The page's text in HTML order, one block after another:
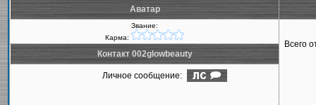
Аватар
Звание:
Карма:
Всего
Контакт 002glowbeauty
Личное сообщение: